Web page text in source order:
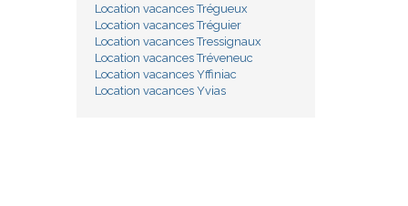
Location vacances Trégueux
Location vacances Tréguier
Location vacances Tressignaux
Location vacances Tréveneuc
Location vacances Yffiniac
Location vacances Yvias